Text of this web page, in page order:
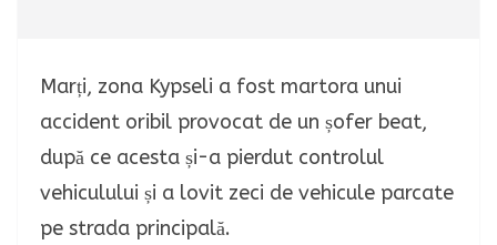
Marți, zona Kypseli a fost martora unui
accident oribil provocat de un șofer beat,
după ce acesta și-a pierdut controlul
vehiculului și a lovit zeci de vehicule parcate
pe strada principală.